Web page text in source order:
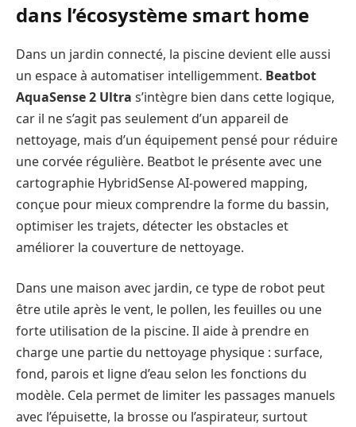
dans l’écosystème smart home
Dans un jardin connecté, la piscine devient elle aussi
un espace à automatiser intelligemment. Beatbot
AquaSense 2 Ultra s’intègre bien dans cette logique,
car il ne s’agit pas seulement d’un appareil de
nettoyage, mais d’un équipement pensé pour réduire
une corvée régulière. Beatbot le présente avec une
cartographie HybridSense AI-powered mapping,
conçue pour mieux comprendre la forme du bassin,
optimiser les trajets, détecter les obstacles et
améliorer la couverture de nettoyage.
Dans une maison avec jardin, ce type de robot peut
être utile après le vent, le pollen, les feuilles ou une
forte utilisation de la piscine. Il aide à prendre en
charge une partie du nettoyage physique : surface,
fond, parois et ligne d’eau selon les fonctions du
modèle. Cela permet de limiter les passages manuels
avec l’épuisette, la brosse ou l’aspirateur, surtout